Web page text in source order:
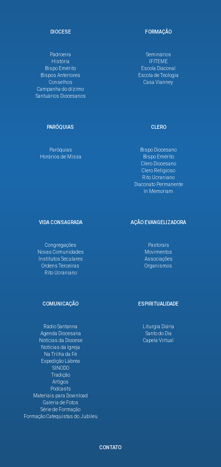
DIOCESE
Padroeira
História
Bispo Emérito
Bispos Anteriores
Conselhos
Campanha do dízimo
Santuários Diocesanos
FORMAÇÃO
Seminários
IFITEME
Escola Diaconal
Escola de Teologia
Casa Vianney
PARÓQUIAS
Paróquias
Horários de Missa
CLERO
Bispo Diocesano
Bispo Emérito
Clero Diocesano
Clero Religioso
Rito Ucraniano
Diaconato Permanente
In Memoriam
VIDA CONSAGRADA
Congregações
Novas Comunidades
Institutos Seculares
Ordens Terceiras
Rito Ucraniano
AÇÃO EVANGELIZADORA
Pastorais
Movimentos
Associações
Organismos
COMUNICAÇÃO
Rádio Santanna
Agenda Diocesana
Notícias da Diocese
Notícias da Igreja
Na Trilha da Fé
Expedição Lábrea
SINODO
Tradição
Artigos
Podcasts
Materiais para Download
Galeria de Fotos
Série de Formação
Formação Catequistas do Jubileu
ESPIRITUALIDADE
Liturgia Diária
Santo do Dia
Capela Virtual
CONTATO